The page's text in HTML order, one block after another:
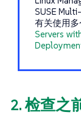
SUSE
有关使用
Servers
2. 检查之